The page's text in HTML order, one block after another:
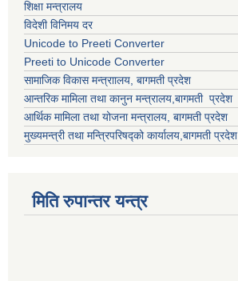
शिक्षा मन्त्रालय
विदेशी विनिमय दर
Unicode to Preeti Converter
Preeti to Unicode Converter
सामाजिक विकास मन्त्राालय, बागमती प्रदेश
आन्तरिक मामिला तथा कानुन मन्त्रालय,बागमती प्रदेश
आर्थिक मामिला तथा योजना मन्त्रालय, बागमती प्रदेश
मुख्यमन्त्री तथा मन्त्रिपरिषद्को कार्यालय,बागमती प्रदेश
मिति रुपान्तर यन्त्र